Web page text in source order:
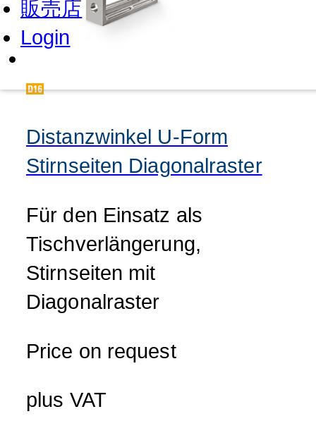
販売店
Login
Distanzwinkel U-Form
Stirnseiten Diagonalraster
Für den Einsatz als
Tischverlängerung,
Stirnseiten mit
Diagonalraster
Price on request
plus VAT